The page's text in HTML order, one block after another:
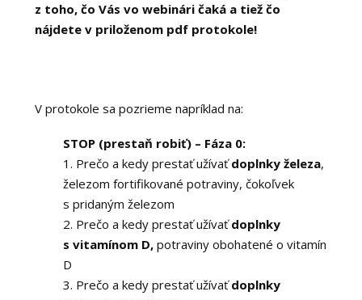
z toho, čo Vás vo webinári čaká a tiež čo
nájdete v priloženom pdf protokole!
V protokole sa pozrieme napríklad na:
STOP (prestaň robiť) – Fáza 0:
1. Prečo a kedy prestať užívaťdoplnky železa,
železom fortifikované potraviny, čokoľvek
s pridaným železom
2. Prečo a kedy prestať užívaťdoplnky
s vitamínom D,potraviny obohatené o vitamín
D
3. Prečo a kedy prestať užívaťdoplnky